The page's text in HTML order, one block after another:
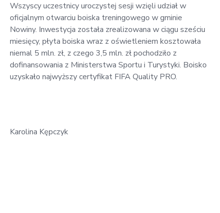
Wszyscy uczestnicy uroczystej sesji wzięli udział w
oficjalnym otwarciu boiska treningowego w gminie
Nowiny. Inwestycja została zrealizowana w ciągu sześciu
miesięcy, płyta boiska wraz z oświetleniem kosztowała
niemal 5 mln. zł, z czego 3,5 mln. zł pochodziło z
dofinansowania z Ministerstwa Sportu i Turystyki. Boisko
uzyskało najwyższy certyfikat FIFA Quality PRO.
Karolina Kępczyk